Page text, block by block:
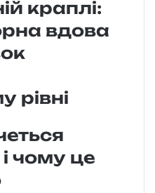
краплі:
вдова
рівні
чому це